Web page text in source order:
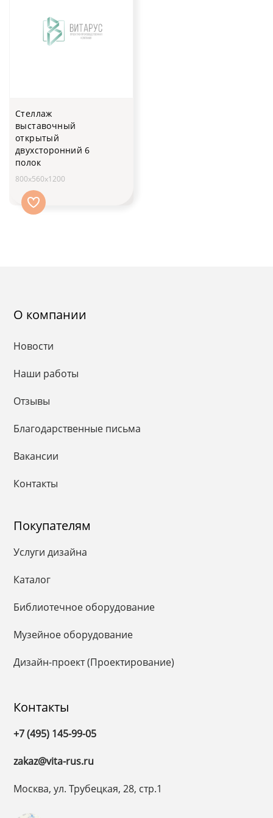
Стеллаж
выставочный
открытый
двухсторонний 6
полок
800х560х1200
О компании
Новости
Наши работы
Отзывы
Благодарственные письма
Вакансии
Контакты
Покупателям
Услуги дизайна
Каталог
Библиотечное оборудование
Музейное оборудование
Дизайн-проект (Проектирование)
Контакты
+7 (495) 145-99-05
zakaz@vita-rus.ru
Москва, ул. Трубецкая, 28, стр.1